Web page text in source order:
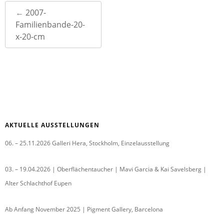
Post
navigation
← 2007-
Familienbande-20-
x-20-cm
AKTUELLE AUSSTELLUNGEN
06. – 25.11.2026 Galleri Hera, Stockholm, Einzelausstellung
03. – 19.04.2026 | Oberflächentaucher | Mavi Garcia & Kai Savelsberg |
Alter Schlachthof Eupen
Ab Anfang November 2025 | Pigment Gallery, Barcelona